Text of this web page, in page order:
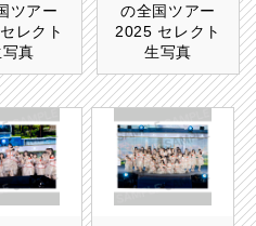
ツアー
レクト
真
の全国ツアー
2025 セレクト
生写真